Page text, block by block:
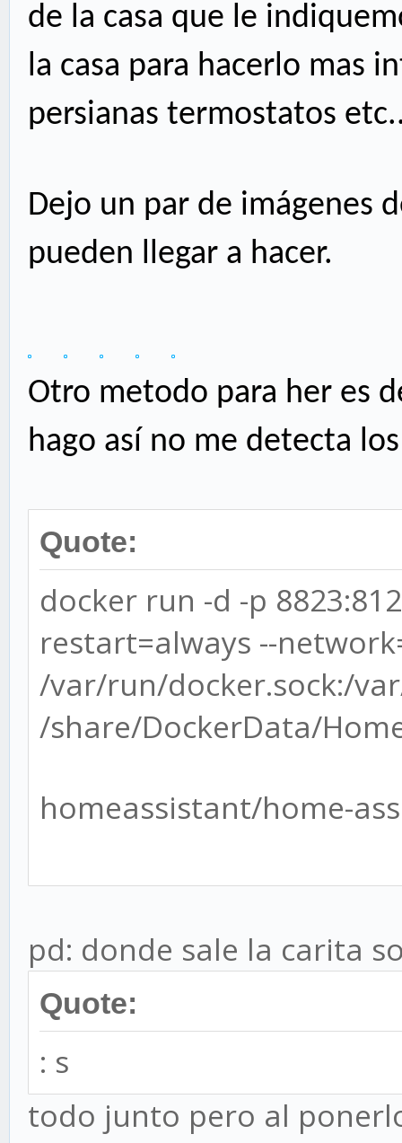
de la casa que le
la casa para hacerlo mas
persianas termostatos
Dejo un par de imágenes
pueden llegar a hacer.
Otro metodo para her es
hago así no me detecta
Quote:
docker run -d -p
restart=always --
/var/run/docker.sock:/
/share/DockerData/
homeassistant/home-
pd: donde sale la carita
Quote:
: s
todo junto pero al